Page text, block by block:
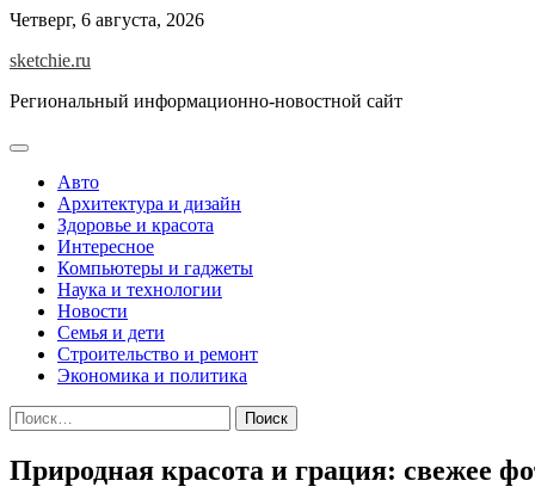
Skip
content
Четверг, 6 августа, 2026
sketchie.ru
Региональный информационно-новостной сайт
Авто
Архитектура и дизайн
Здоровье и красота
Интересное
Компьютеры и гаджеты
Наука и технологии
Новости
Семья и дети
Строительство и ремонт
Экономика и политика
Найти:
Природная красота и грация: свежее